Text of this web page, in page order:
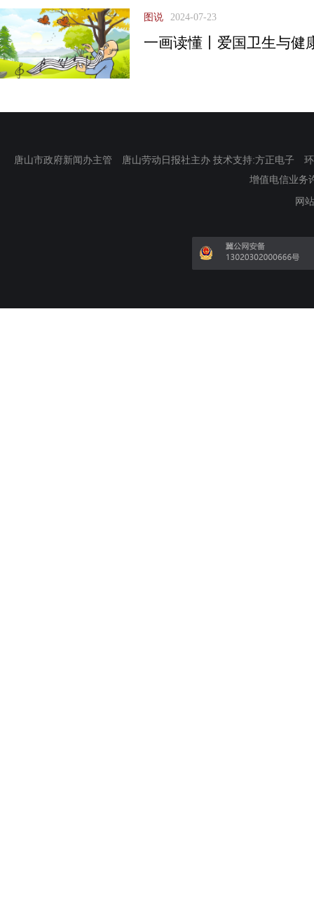
图说 2024-07-23
一画读懂丨爱国卫生与健
唐山市政府新闻办主管 唐山劳动日报社主办 技术支持:方正电子
增值电信业务
网